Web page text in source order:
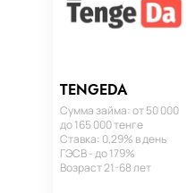
TENGEDA
Сумма займа: от 50 000
до 165 000 тенге
Ставка: 0,29% в день
ГЭСВ - до 179%
Возраст 21-68 лет